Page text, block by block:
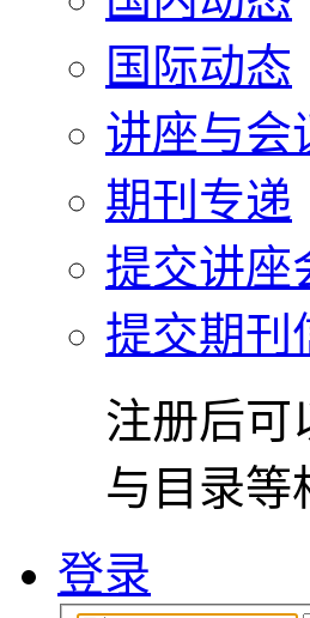
国际动态
讲座与会
期刊专递
提交讲座
提交期刊
注册后可
与目录等
登录